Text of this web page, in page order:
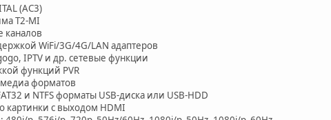
(AC3)
T2-MI
каналов
WiFi/3G/4G/LAN адаптеров
IPTV и др. сетевые функции
функций PVR
форматов
и NTFS форматы USB-диска или USB-HDD
картинки с выходом HDMI